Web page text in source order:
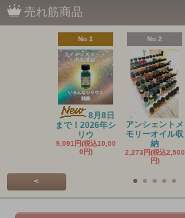
売れ筋商品
No.1
8月8日
まで！2026年シ
リウ
9,091円(税込10,00
0円)
No.2
アンシェントメ
モリーオイル収
納
2,273円(税込2,500
円)
<